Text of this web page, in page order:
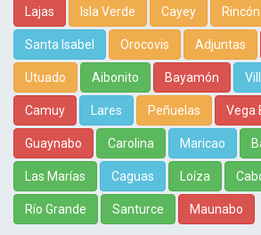
Lajas Isla Verde Cayey Rincón
Santa Isabel Orocovis Adjuntas
Utuado Aibonito Bayamón
Camuy Lares Peñuelas Vega
Guaynabo Carolina Maricao
Las Marías Caguas Loíza
Río Grande Santurce Maunabo